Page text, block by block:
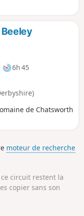
6h 45
de Chatsworth
moteur de recherche
circuit restent la
copier sans son